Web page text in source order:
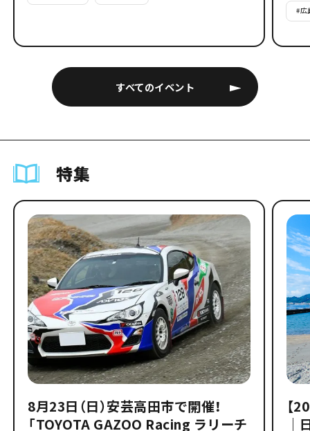
すべてのイベント
#広
特集
8月23日（日）安芸高田市で開催！
「TOYOTA GAZOO Racing ラリーチ
【
｜